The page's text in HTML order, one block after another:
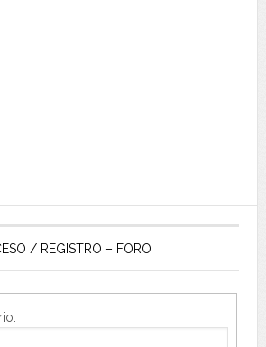
/ REGISTRO – FORO